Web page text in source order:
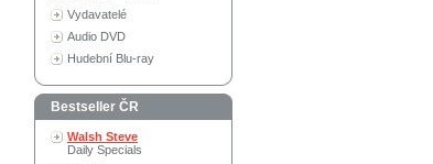
Vydavatelé
Audio DVD
Hudební Blu-ray
Bestseller ČR
Walsh Steve
Daily Specials